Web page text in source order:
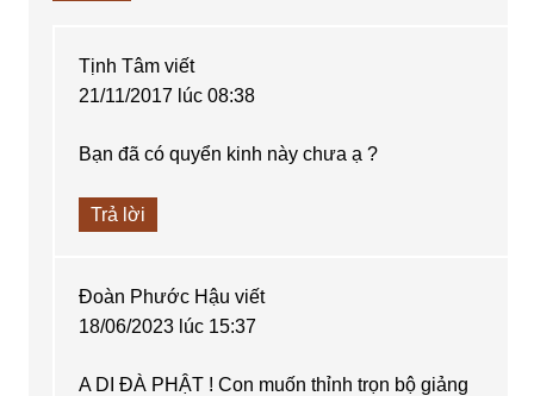
Tịnh Tâm viết
21/11/2017 lúc 08:38
Bạn đã có quyển kinh này chưa ạ ?
Trả lời
Đoàn Phước Hậu viết
18/06/2023 lúc 15:37
A DI ĐÀ PHẬT ! Con muốn thỉnh trọn bộ giảng